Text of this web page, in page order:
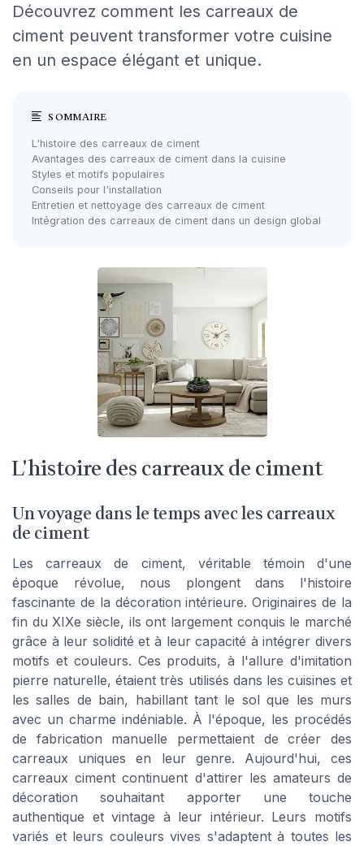
Découvrez comment les carreaux de
ciment peuvent transformer votre cuisine
en un espace élégant et unique.
SOMMAIRE
L'histoire des carreaux de ciment
Avantages des carreaux de ciment dans la cuisine
Styles et motifs populaires
Conseils pour l'installation
Entretien et nettoyage des carreaux de ciment
Intégration des carreaux de ciment dans un design global
L'histoire des carreaux de ciment
Un voyage dans le temps avec les carreaux
de ciment
Les carreaux de ciment, véritable témoin d'une
époque révolue, nous plongent dans l'histoire
fascinante de la décoration intérieure. Originaires de la
fin du XIXe siècle, ils ont largement conquis le marché
grâce à leur solidité et à leur capacité à intégrer divers
motifs et couleurs. Ces produits, à l'allure d'imitation
pierre naturelle, étaient très utilisés dans les cuisines et
les salles de bain, habillant tant le sol que les murs
avec un charme indéniable. À l'époque, les procédés
de fabrication manuelle permettaient de créer des
carreaux uniques en leur genre. Aujourd'hui, ces
carreaux ciment continuent d'attirer les amateurs de
décoration souhaitant apporter une touche
authentique et vintage à leur intérieur. Leurs motifs
variés et leurs couleurs vives s'adaptent à toutes les